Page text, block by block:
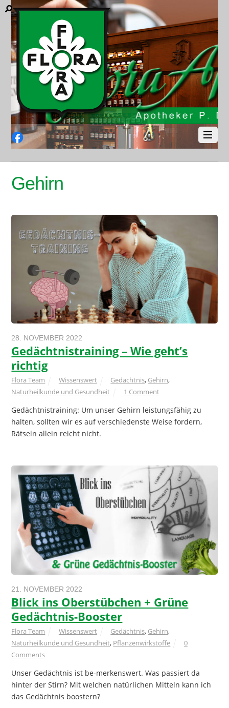
Facebook
Gehirn
28. NOVEMBER 2022
Gedächtnistraining – Wie geht’s
richtig
Flora Team Wissenswert Gedächtnis, Gehirn,
Naturheilkunde und Gesundheit
1 Comment
Gedächtnistraining: Um unser Gehirn leistungsfähig zu
halten, sollten wir es auf verschiedenste Weise fordern,
Rätseln allein reicht nicht.
21. NOVEMBER 2022
Blick ins Oberstübchen + Grüne
Gedächtnis-Booster
Flora Team Wissenswert Gedächtnis, Gehirn,
Naturheilkunde und Gesundheit, Pflanzenwirkstoffe
0
Comments
Unser Gedächtnis ist be-merkenswert. Was passiert da
hinter der Stirn? Mit welchen natürlichen Mitteln kann ich
das Gedächtnis boostern?